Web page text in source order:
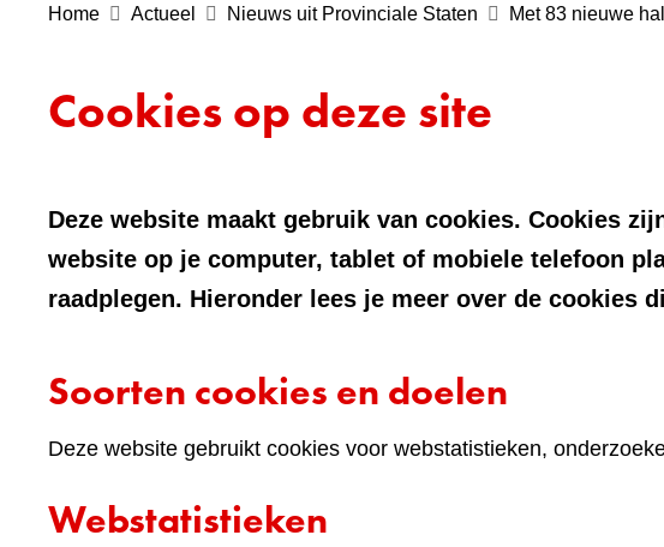
Home Actueel Nieuws uit Provinciale Staten Met 83 nieuwe
Cookies op deze site
Deze website maakt gebruik van cookies. Cookies
website op je computer, tablet of mobiele telefoon
raadplegen. Hieronder lees je meer over de cookies
Soorten cookies en doelen
Deze website gebruikt cookies voor webstatistieken,
Webstatistieken